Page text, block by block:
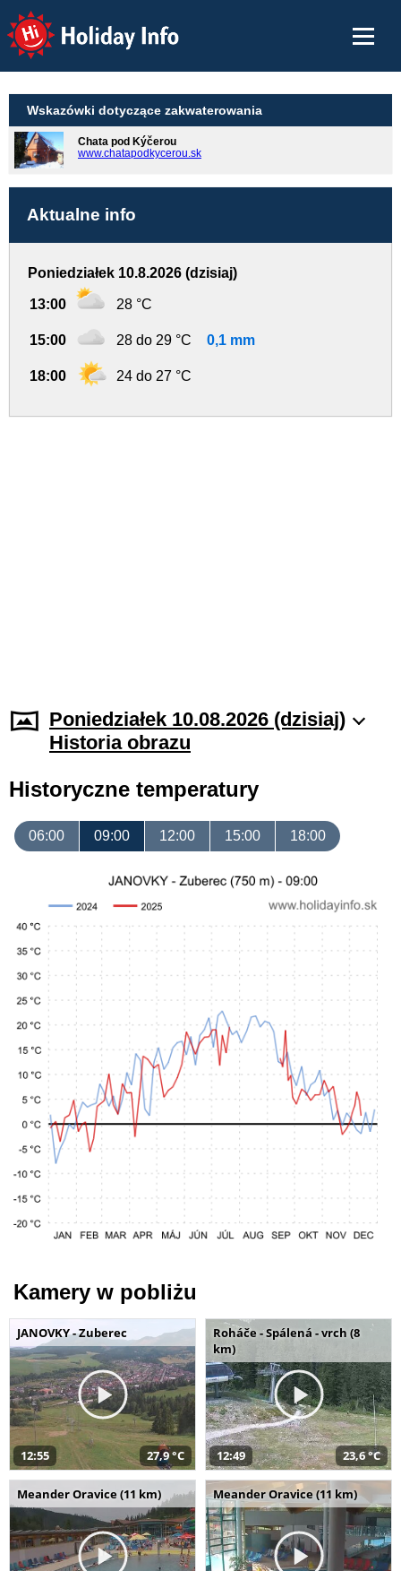
Holiday Info
Wskazówki dotyczące zakwaterowania
Chata pod Kýčerou
www.chatapodkycerou.sk
Aktualne info
Poniedziałek 10.8.2026 (dzisiaj)
13:00 28 °C
15:00 28 do 29 °C 0,1 mm
18:00 24 do 27 °C
Poniedziałek 10.08.2026 (dzisiaj)
Historia obrazu
Historyczne temperatury
06:00 09:00 12:00 15:00 18:00
Kamery w pobliżu
JANOVKY - Zuberec
12:55 27,9 °C
Roháče - Spálená - vrch (8
km)
12:49 23,6 °C
Meander Oravice (11 km) Meander Oravice (11 km)